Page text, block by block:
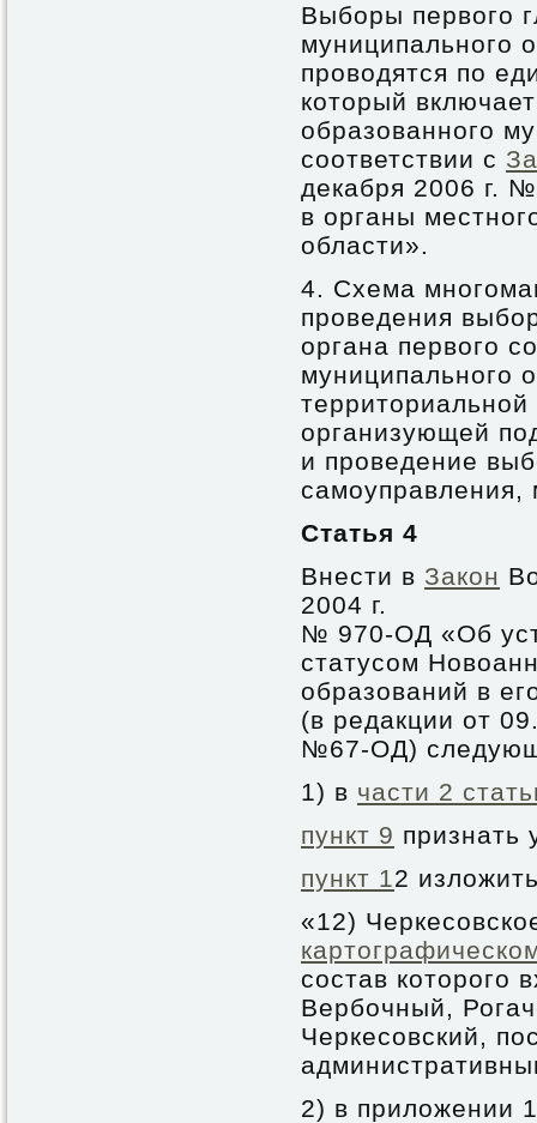
Выборы первого
муниципального
проводятся по
который
образованного
соответствии с
декабря 2006 г.
в органы
области».
4. Схема
проведения
органа первого
муниципального
организующей
и проведение
Статья 4
Внести в Закон
2004 г.
№ 970-ОД «Об
статусом
образований в
(в редакции от
№67-ОД)
1) в части 2
пункт 9 признать
пункт 12
«12)
состав которого
Вербочный,
Черкесовский,
2) в приложении